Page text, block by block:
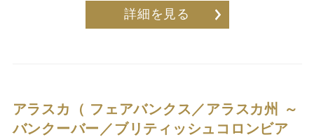
詳細を見る
アラスカ（ フェアバンクス／アラスカ州 ～
バンクーバー／ブリティッシュコロンビア